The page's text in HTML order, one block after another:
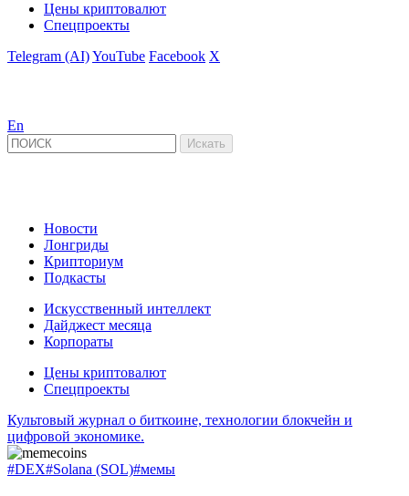
Цены криптовалют
Спецпроекты
Telegram (AI)YouTube Facebook X
En
Новости
Лонгриды
Крипториум
Подкасты
Искусственный интеллект
Дайджест месяца
Корпораты
Цены криптовалют
Спецпроекты
Культовый журнал о биткоине, технологии блокчейн и
цифровой экономике.
#DEX#Solana (SOL)#мемы